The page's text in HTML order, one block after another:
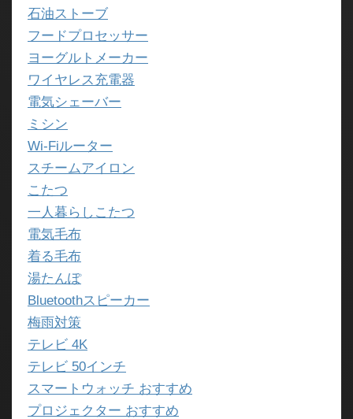
石油ストーブ
フードプロセッサー
ヨーグルトメーカー
ワイヤレス充電器
電気シェーバー
ミシン
Wi-Fiルーター
スチームアイロン
こたつ
一人暮らしこたつ
電気毛布
着る毛布
湯たんぽ
Bluetoothスピーカー
梅雨対策
テレビ 4K
テレビ 50インチ
スマートウォッチ おすすめ
プロジェクター おすすめ